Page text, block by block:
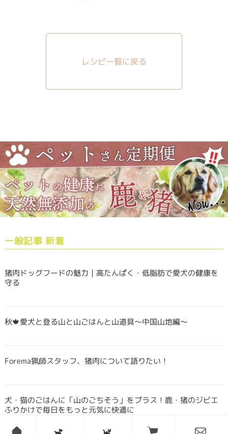
レシピ一覧に戻る
一般記事 新着
猪肉ドッグフードの魅力｜高たんぱく・低脂肪で愛犬の健康を
守る
秋🍁愛犬と登る山と山ごはんと山道具〜中国山地編〜
Forema猟師スタッフ、猪肉について語りたい！
犬・猫のごはんに「山のごちそう」をプラス！鹿・猪のジビエ
ふりかけで毎日をもっと元気に快適に